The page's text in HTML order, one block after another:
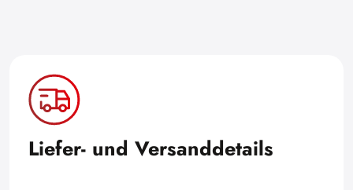
Liefer- und Versanddetails